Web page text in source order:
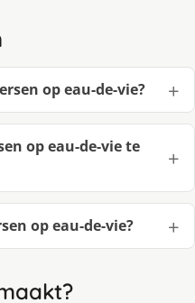
op eau-de-vie?
op eau-de-vie te
op eau-de-vie?